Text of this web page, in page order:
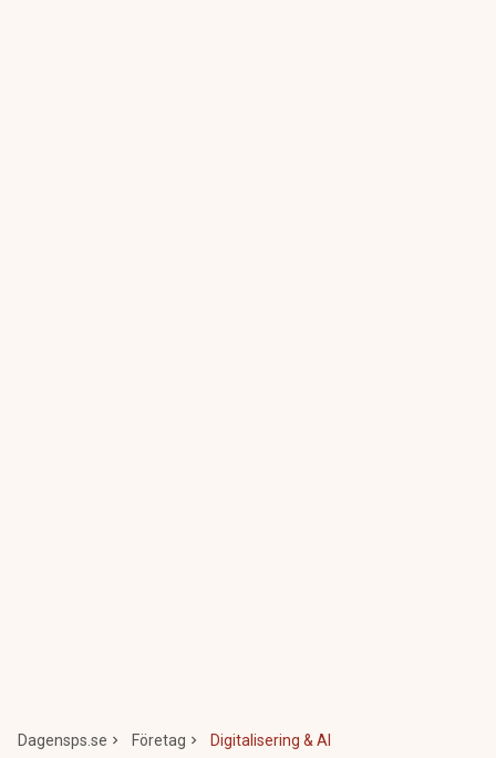
Dagensps.se Företag Digitalisering & AI